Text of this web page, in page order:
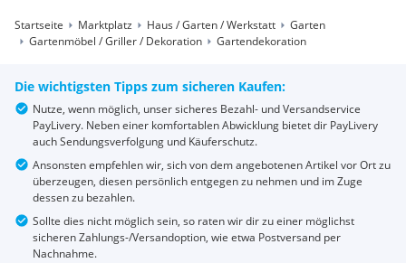
Startseite Marktplatz Haus / Garten / Werkstatt
Garten
Gartenmöbel / Griller / Dekoration
Gartendekoration
Die wichtigsten Tipps zum sicheren Kaufen:
Nutze, wenn möglich, unser sicheres Bezahl- und Versandservice
PayLivery. Neben einer komfortablen Abwicklung bietet dir PayLivery
auch Sendungsverfolgung und Käuferschutz.
Ansonsten empfehlen wir, sich von dem angebotenen Artikel vor Ort zu
überzeugen, diesen persönlich entgegen zu nehmen und im Zuge
dessen zu bezahlen.
Sollte dies nicht möglich sein, so raten wir dir zu einer möglichst
sicheren Zahlungs-/Versandoption, wie etwa Postversand per
Nachnahme.